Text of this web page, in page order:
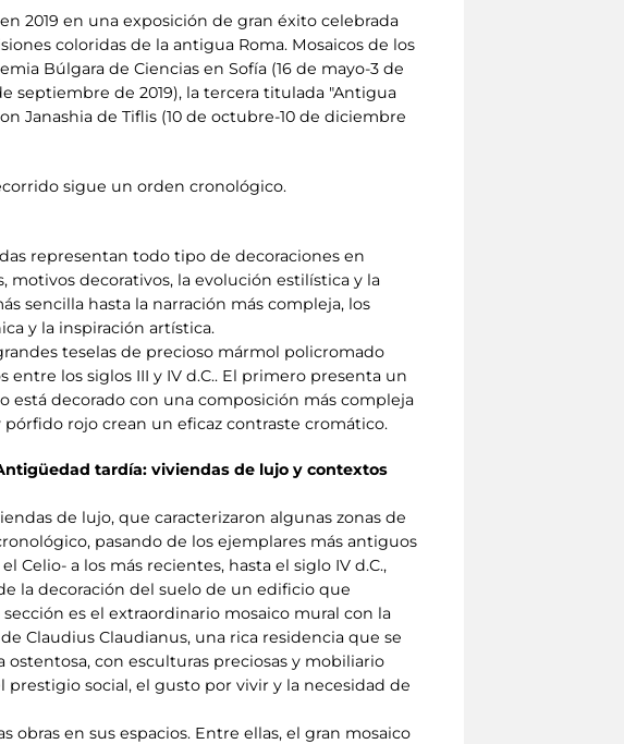
2019 en una exposición de gran éxito celebrada
coloridas de la antigua Roma. Mosaicos de los
Búlgara de Ciencias en Sofía (16 de mayo-3 de
septiembre de 2019), la tercera titulada "Antigua
Janashia de Tiflis (10 de octubre-10 de diciembre
sigue un orden cronológico.
representan todo tipo de decoraciones en
motivos decorativos, la evolución estilística y la
sencilla hasta la narración más compleja, los
y la inspiración artística.
teselas de precioso mármol policromado
los siglos III y IV d.C.. El primero presenta un
decorado con una composición más compleja
rojo crean un eficaz contraste cromático.
tardía: viviendas de lujo y contextos
de lujo, que caracterizaron algunas zonas de
pasando de los ejemplares más antiguos
Celio- a los más recientes, hasta el siglo IV d.C.,
la decoración del suelo de un edificio que
es el extraordinario mosaico mural con la
Claudius Claudianus, una rica residencia que se
ostentosa, con esculturas preciosas y mobiliario
social, el gusto por vivir y la necesidad de
obras en sus espacios. Entre ellas, el gran mosaico